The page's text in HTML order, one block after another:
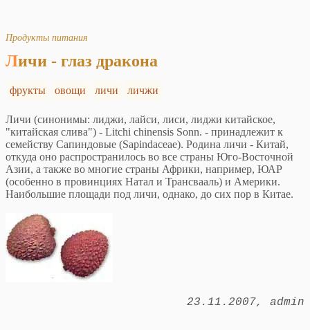
Продукты питания
Личи - глаз дракона
фрукты овощи личи личжи
Личи (синонимы: лиджи, лайси, лиси, лиджи китайское,
"китайская слива") - Litchi chinensis Sonn. - принадлежит к
семейству Сапиндовые (Sapindaceae). Родина личи - Китай,
откуда оно распространилось во все страны Юго-Восточной
Азии, а также во многие страны Африки, например, ЮАР
(особенно в провинциях Натал и Трансвааль) и Америки.
Наибольшие площади под личи, однако, до сих пор в Китае.
23.11.2007 admin